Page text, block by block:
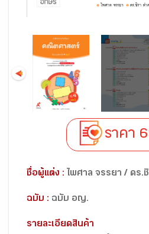
ราคา
ชื่อผู้แต่ง : ไพศาล จรรยา / ดร.
ฉบับ : ฉบับ อญ.
รายละเอียดสินค้า